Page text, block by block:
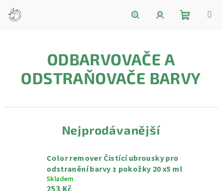
obsah
ODBARVOVAČE A
ODSTRAŇOVAČE BARVY
Nejprodávanější
Color remover Čistící ubrousky pro
odstranění barvy z pokožky 20 x5 ml
Skladem